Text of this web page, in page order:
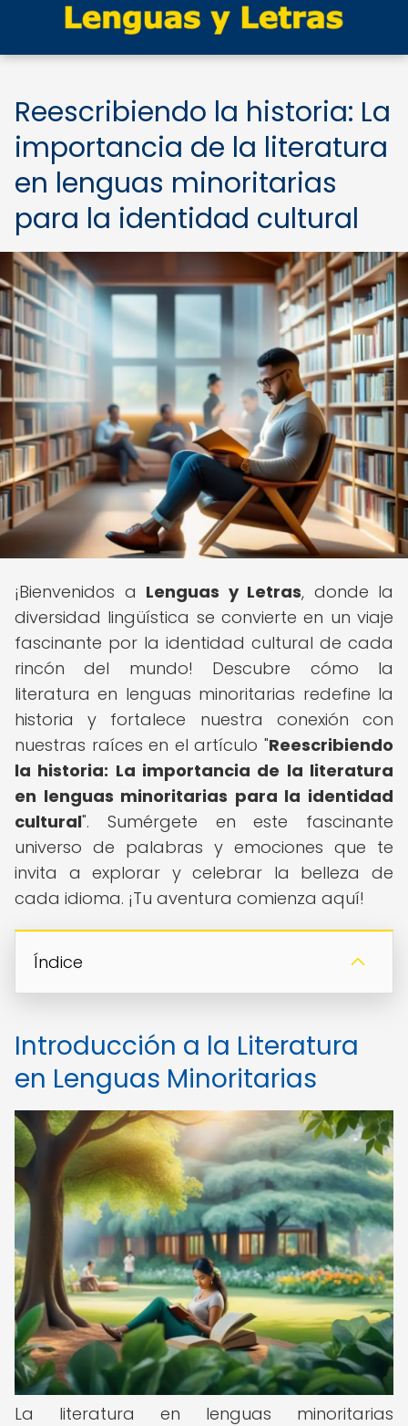
Reescribiendo la historia: La
importancia de la literatura
en lenguas minoritarias
para la identidad cultural
¡Bienvenidos a Lenguas y Letras, donde la
diversidad lingüística se convierte en un viaje
fascinante por la identidad cultural de cada
rincón del mundo! Descubre cómo la
literatura en lenguas minoritarias redefine la
historia y fortalece nuestra conexión con
nuestras raíces en el artículo "Reescribiendo
la historia: La importancia de la literatura
en lenguas minoritarias para la identidad
cultural". Sumérgete en este fascinante
universo de palabras y emociones que te
invita a explorar y celebrar la belleza de
cada idioma. ¡Tu aventura comienza aquí!
Índice
Introducción a la Literatura
en Lenguas Minoritarias
La literatura en lenguas minoritarias